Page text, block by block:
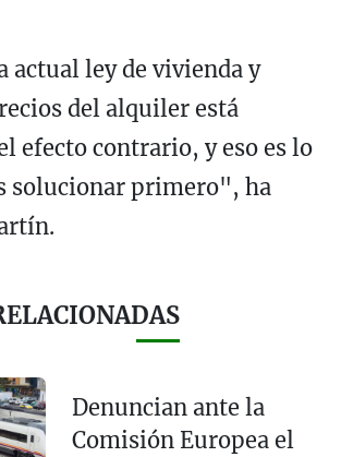
actual ley de vivienda y
del alquiler está
efecto contrario, y eso es lo
solucionar primero", ha
Denuncian ante la
Comisión Europea el